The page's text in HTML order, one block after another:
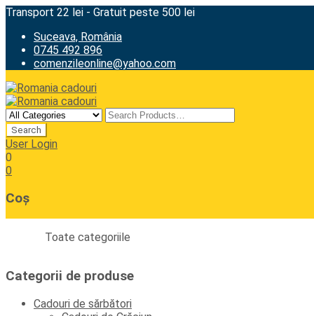
Transport 22 lei - Gratuit peste 500 lei
Suceava, România
0745 492 896
comenzileonline@yahoo.com
User Login
0
0
Coș
Toate categoriile
Categorii de produse
Cadouri de sărbători